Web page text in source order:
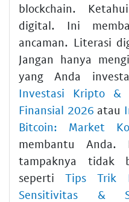
blockchain.
digital. Ini
ancaman. Literasi
Jangan hanya
yang Anda
Investasi Kripto &
Finansial 2026 atau
Bitcoin: Market
membantu Anda.
tampaknya tidak
sepertiTips Trik
Sensitivitas &